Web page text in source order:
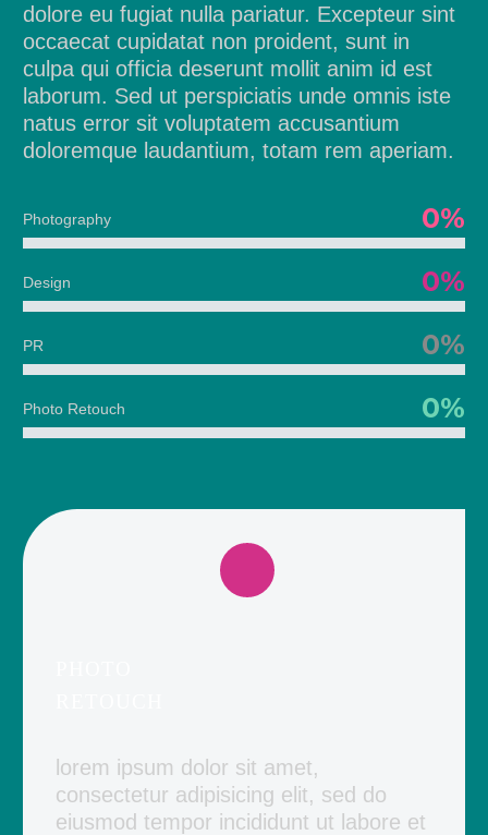
dolore eu fugiat nulla pariatur. Excepteur sint
occaecat cupidatat non proident, sunt in
culpa qui officia deserunt mollit anim id est
laborum. Sed ut perspiciatis unde omnis iste
natus error sit voluptatem accusantium
doloremque laudantium, totam rem aperiam.
Photography 0%
Design 0%
PR 0%
Photo Retouch 0%
lorem ipsum dolor sit amet,
consectetur adipisicing elit, sed do
eiusmod tempor incididunt ut labore et